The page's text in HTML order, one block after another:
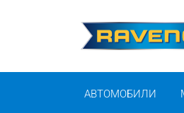
АВТОМОБИЛИ